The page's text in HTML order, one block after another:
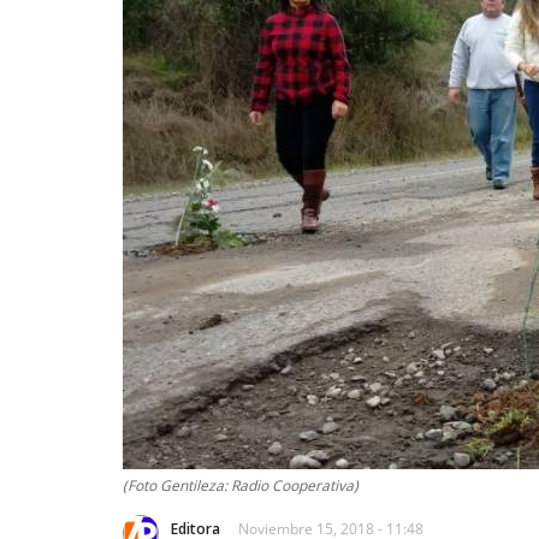
(Foto Gentileza: Radio Cooperativa)
Editora Noviembre 15, 2018 - 11:48